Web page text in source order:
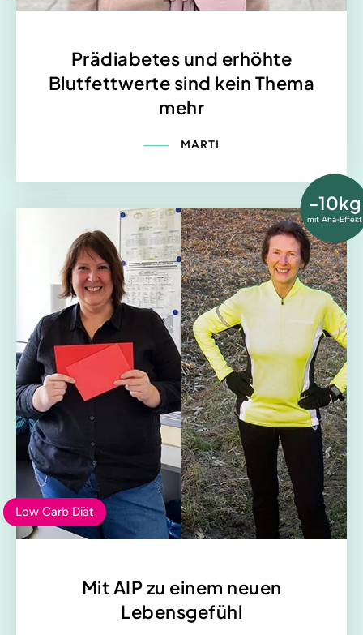
Prädiabetes und erhöhte
Blutfettwerte sind kein Thema
mehr
MARTI
-10kg
mit Aha-Effekt
Low Carb Diät
Mit AIP zu einem neuen
Lebensgefühl